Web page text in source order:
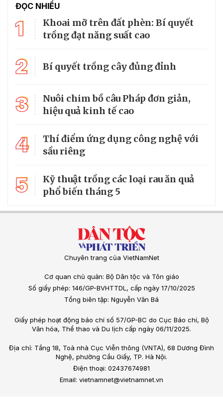
ĐỌC NHIỀU
1
Khoai mỡ trên đất phèn: Bí quyết
trồng đạt năng suất cao
2 Bí quyết trồng cây đủng đỉnh
3
Nuôi chim bồ câu Pháp đơn giản,
hiệu quả kinh tế cao
4
Thí điểm ứng dụng công nghệ với
sầu riêng
5
Kỹ thuật trồng các loại rau ăn quả
phổ biến tháng 5
Chuyên trang của VietNamNet
Cơ quan chủ quản: Bộ Dân tộc và Tôn giáo
Số giấy phép: 146/GP-BVHTTDL, cấp ngày 17/10/2025
Tổng biên tập: Nguyễn Văn Bá
Giấy phép hoạt động báo chí số 57/GP-BC do Cục Báo chí, Bộ
Văn hóa, Thể thao và Du lịch cấp ngày 06/11/2025.
Địa chỉ: Tầng 18, Toà nhà Cục Viễn thông (VNTA), 68 Dương Đình
Nghệ, phường Cầu Giấy, TP. Hà Nội.
Điện thoại: 02437674981
Email: vietnamnet@vietnamnet.vn